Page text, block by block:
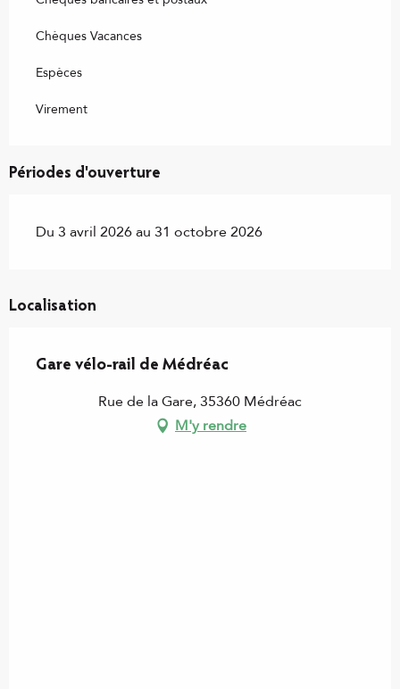
Chèques Vacances
Espèces
Virement
Périodes d'ouverture
Du 3 avril 2026 au 31 octobre 2026
Localisation
Gare vélo-rail de Médréac
Rue de la Gare, 35360 Médréac
M'y rendre